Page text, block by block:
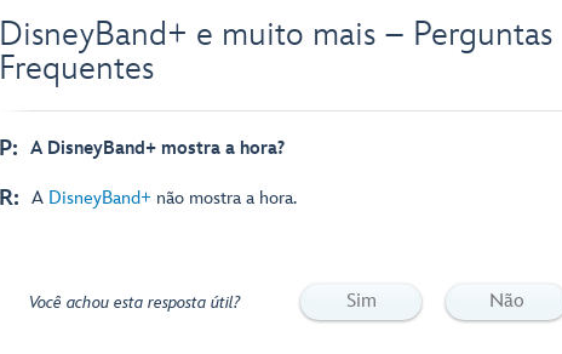
DisneyBand+ e muito mais – Perguntas
Frequentes
P: A DisneyBand+ mostra a hora?
R: A DisneyBand+ não mostra a hora.
Você achou esta resposta útil? Sim Não